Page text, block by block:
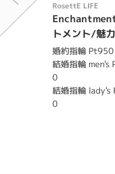
RosettE LIFE
トメント/魅力
婚約指輪
結婚指輪
0
結婚指輪
0